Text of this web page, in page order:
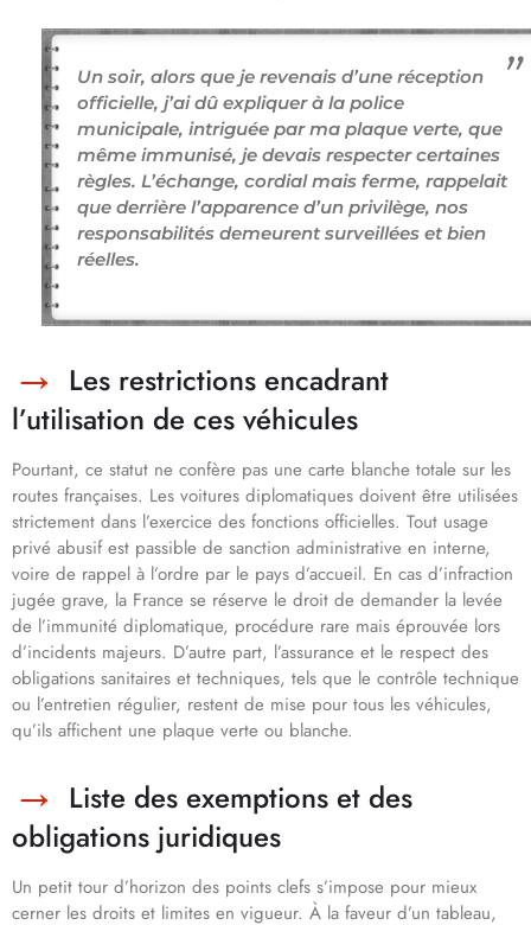
Un soir, alors que je revenais d’une réception
officielle, j’ai dû expliquer à la police
municipale, intriguée par ma plaque verte, que
même immunisé, je devais respecter certaines
règles. L’échange, cordial mais ferme, rappelait
que derrière l’apparence d’un privilège, nos
responsabilités demeurent surveillées et bien
réelles.
Les restrictions encadrant
l’utilisation de ces véhicules
Pourtant, ce statut ne confère pas une carte blanche totale sur les
routes françaises. Les voitures diplomatiques doivent être utilisées
strictement dans l’exercice des fonctions officielles. Tout usage
privé abusif est passible de sanction administrative en interne,
voire de rappel à l’ordre par le pays d’accueil. En cas d’infraction
jugée grave, la France se réserve le droit de demander la levée
de l’immunité diplomatique, procédure rare mais éprouvée lors
d’incidents majeurs. D’autre part, l’assurance et le respect des
obligations sanitaires et techniques, tels que le contrôle technique
ou l’entretien régulier, restent de mise pour tous les véhicules,
qu’ils affichent une plaque verte ou blanche.
Liste des exemptions et des
obligations juridiques
Un petit tour d’horizon des points clefs s’impose pour mieux
cerner les droits et limites en vigueur. À la faveur d’un tableau,